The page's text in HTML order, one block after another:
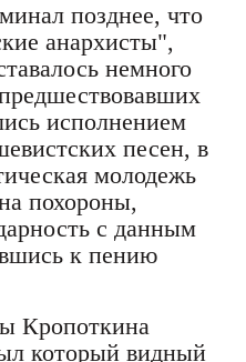
позднее, что
анархисты",
немного
исполнением
песен, в
молодежь
похороны,
с данным
к пению
Кропоткина
который видный